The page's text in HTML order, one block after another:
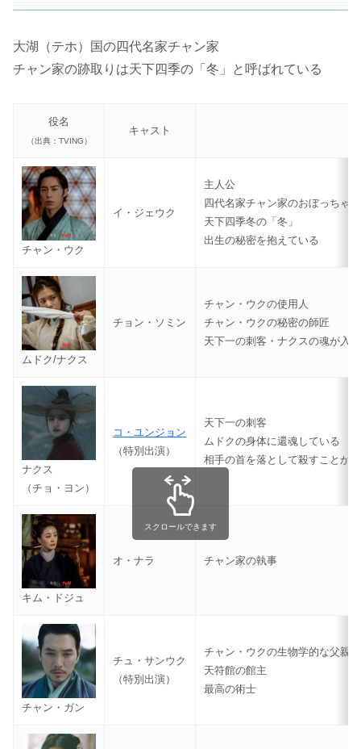
大湖（テホ）国の四代名家チャン家
チャン家の跡取りは天下四季の「冬」と呼ばれている
役名
（出典：TVING）
キャスト
チャン・ウク
イ・ジェウク
主人公
四代名家チャン家のおぼっちゃん
天下四季冬の「冬」
出生の秘密を抱えている
ムドク/ナクス
チョン・ソミン
チャン・ウクの使用人
チャン・ウクの秘密の師匠
天下一の刺客・ナクスの魂が入
ナクス
（チョ・ヨン）
コ・ユンジョン
（特別出演）
天下一の刺客
ムドクの身体に還魂している
相手の首を落として殺すことか
キム・ドジュ
オ・ナラ チャン家の執事
チャン・ガン
チュ・サンウク
（特別出演）
チャン・ウクの生物学的な父親
天符館の館主
最高の術士
スクロールできます